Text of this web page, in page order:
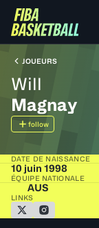
JOUEURS
Will
Magnay
follow
DATE DE NAISSANCE
10 juin 1998
ÉQUIPE NATIONALE
AUS
LINKS